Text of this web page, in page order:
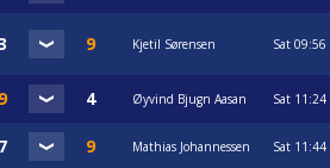
Kjetil Sørensen Sat 09:56
Øyvind Bjugn Aasan Sat 11:24
Mathias Johannessen Sat 11:44